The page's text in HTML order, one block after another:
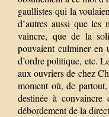
gaullistes qui la
d’autres aussi que les
vaincre, que de la
pouvaient culminer en
d’ordre politique, etc.
aux ouvriers de chez
moment où, de partout,
destinée à
débordement de la